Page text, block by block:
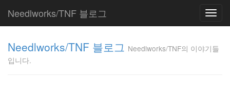
Needlworks/TNF 블로그
Needlworks/TNF 블로그 Needlworks/TNF의 이야기들
입니다.
의 이야기들입니